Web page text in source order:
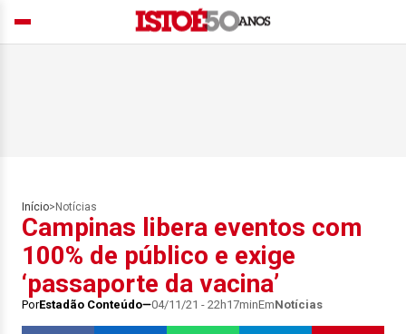
Início> Notícias
Campinas libera eventos com
100% de público e exige
‘passaporte da vacina’
PorEstadão Conteúdo 04/11/21 - 22h17minEmNotícias